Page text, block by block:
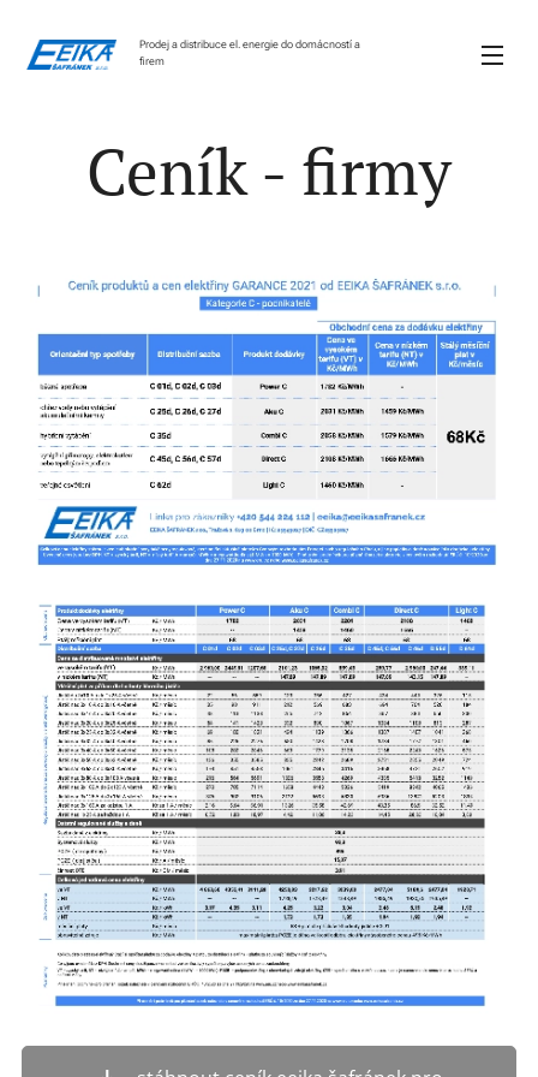
Prodej a distribuce el. energie do domácností a
firem
Ceník - firmy